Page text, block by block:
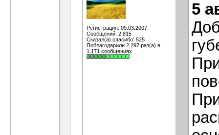
Регистрация: 09.03.2007
Сообщений: 2,815
Сказал(а) спасибо: 525
Поблагодарили 2,297 раз(а) в
1,171 сообщениях
5